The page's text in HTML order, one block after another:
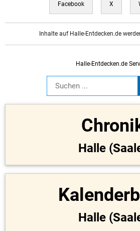
Facebook X
Inhalte auf Halle-Entdecken.de
Halle-Entdecken.de
Halle
Halle